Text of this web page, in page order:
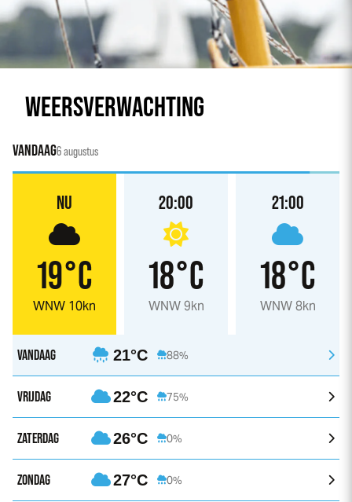
WEERSVERWACHTING
VANDAAG6 augustus
NU
19°C
WNW 10kn
20:00
18°C
WNW 9kn
21:00
18°C
WNW 8kn
VANDAAG 21°C 88%
VRIJDAG 22°C 75%
ZATERDAG 26°C 0%
ZONDAG 27°C 0%